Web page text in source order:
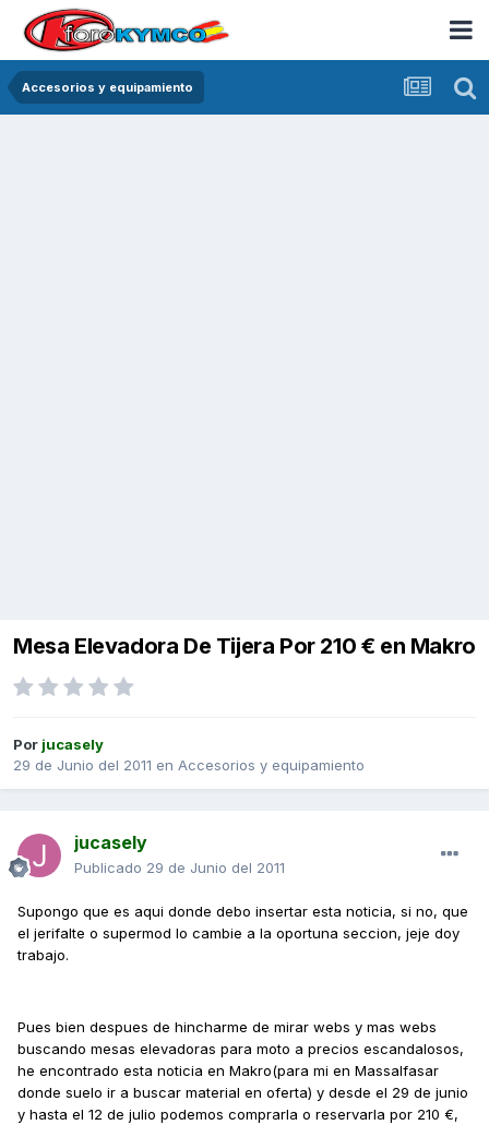
Accesorios y equipamiento
Mesa Elevadora De Tijera Por 210 € en Makro
Por jucasely
29 de Junio del 2011 en Accesorios y equipamiento
jucasely
Publicado 29 de Junio del 2011
Supongo que es aqui donde debo insertar esta noticia, si no, que
el jerifalte o supermod lo cambie a la oportuna seccion, jeje doy
trabajo.
Pues bien despues de hincharme de mirar webs y mas webs
buscando mesas elevadoras para moto a precios escandalosos,
he encontrado esta noticia en Makro(para mi en Massalfasar
donde suelo ir a buscar material en oferta) y desde el 29 de junio
y hasta el 12 de julio podemos comprarla o reservarla por 210 €,